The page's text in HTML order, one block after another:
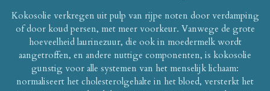
Kokosolie verkregen uit pulp van rijpe noten door verdamping
of door koud persen, met meer voorkeur. Vanwege de grote
hoeveelheid laurinezuur, die ook in moedermelk wordt
aangetroffen, en andere nuttige componenten, is kokosolie
gunstig voor alle systemen van het menselijk lichaam:
normaliseert het cholesterolgehalte in het bloed, versterkt het